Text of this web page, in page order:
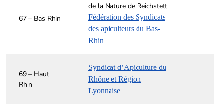
67 – Bas Rhin
de la Nature de Reichstett
Fédération des Syndicats
des apiculteurs du Bas-
Rhin
69 – Haut
Rhin
Syndicat d’Apiculture du
Rhône et Région
Lyonnaise